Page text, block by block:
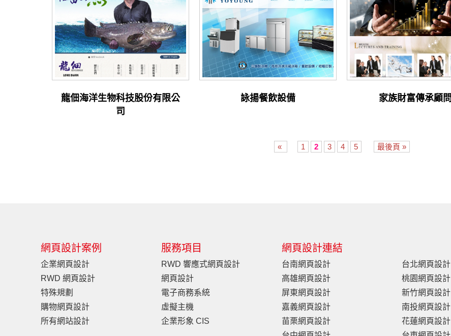
龍佃海洋生物科技股份有限公
司
詠揚餐飲設備 家族財富傳承顧問
« 1 2 3 4 5 最後頁 »
網頁設計案例
企業網頁設計
RWD 網頁設計
特殊規劃
購物網頁設計
所有網站設計
服務項目
RWD 響應式網頁設計
網頁設計
電子商務系統
虛擬主機
企業形象 CIS
網頁設計連結
台南網頁設計
高雄網頁設計
屏東網頁設計
嘉義網頁設計
苗栗網頁設計
台北網頁設計
桃園網頁設計
新竹網頁設計
南投網頁設計
花蓮網頁設計